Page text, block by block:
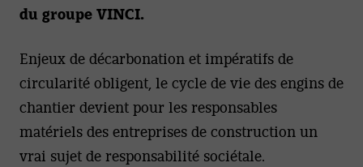
du groupe VINCI.
Enjeux de décarbonation et impératifs de
circularité obligent, le cycle de vie des engins de
chantier devient pour les responsables
matériels des entreprises de construction un
vrai sujet de responsabilité sociétale.